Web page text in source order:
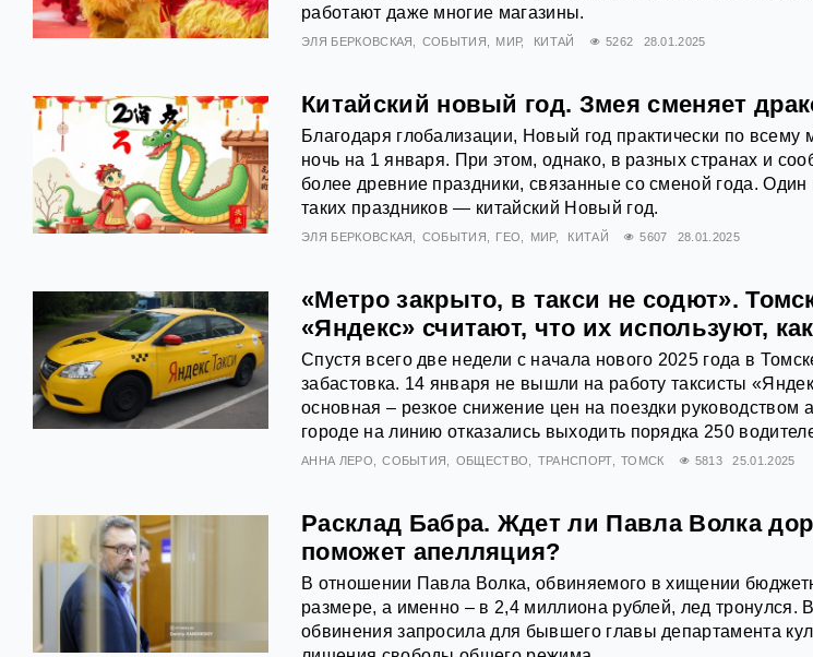
работают даже многие магазины.
ЭЛЯ БЕРКОВСКАЯ СОБЫТИЯ МИР КИТАЙ 5262 28.01.2025
Китайский новый год. Змея сменяет
Благодаря глобализации, Новый год практически по всему
ночь на 1 января. При этом, однако, в разных странах и
более древние праздники, связанные со сменой года. Один
таких праздников — китайский Новый год.
ЭЛЯ БЕРКОВСКАЯ СОБЫТИЯ ГЕО МИР КИТАЙ 5607 28.01.2025
«Метро закрыто, в такси не содют».
«Яндекс» считают, что их используют,
Спустя всего две недели с начала нового 2025 года в
забастовка. 14 января не вышли на работу таксисты
основная – резкое снижение цен на поездки руководством
городе на линию отказались выходить порядка 250
АННА ЛЕРО СОБЫТИЯ ОБЩЕСТВО ТРАНСПОРТ ТОМСК 5813 25.01.2025
Расклад Бабра. Ждет ли Павла Волка
поможет апелляция?
В отношении Павла Волка, обвиняемого в хищении
размере, а именно – в 2,4 миллиона рублей, лед тронулся.
обвинения запросила для бывшего главы департамента